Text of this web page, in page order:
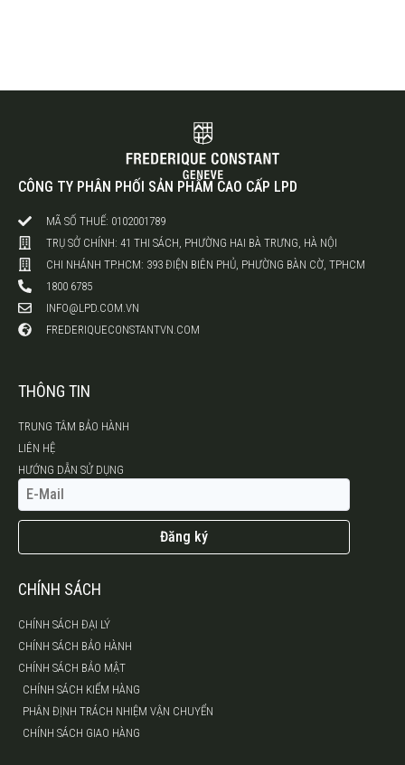
CÔNG TY PHÂN PHỐI SẢN PHẨM CAO CẤP LPD
MÃ SỐ THUẾ: 0102001789
TRỤ SỞ CHÍNH: 41 THI SÁCH, PHƯỜNG HAI BÀ TRƯNG, HÀ NỘI
CHI NHÁNH TP.HCM: 393 ĐIỆN BIÊN PHỦ, PHƯỜNG BÀN CỜ, TPHCM
1800 6785
INFO@LPD.COM.VN
FREDERIQUECONSTANTVN.COM
THÔNG TIN
TRUNG TÂM BẢO HÀNH
LIÊN HỆ
HƯỚNG DẪN SỬ DỤNG
Đăng ký
CHÍNH SÁCH
CHÍNH SÁCH ĐẠI LÝ
CHÍNH SÁCH BẢO HÀNH
CHÍNH SÁCH BẢO MẬT
CHÍNH SÁCH KIỂM HÀNG
PHÂN ĐỊNH TRÁCH NHIỆM VẬN CHUYỂN
CHÍNH SÁCH GIAO HÀNG